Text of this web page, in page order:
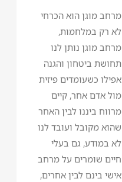
מרחב מוגן הוא הכרחי
לא רק במלחמות,
מרחב מוגן נותן לנו
תחושת ביטחון והגנה
אפילו כשעומדים פיזית
מול אדם אחר, קיים
מרווח ביננו לבין האחר
שהוא מקובל ועובד לנו
לא במודע, גם בעלי
חיים שומרים על מרחב
אישי בינם לבין אחרים,